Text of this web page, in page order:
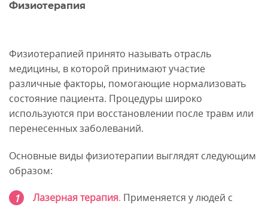
Физиотерапия
Физиотерапией принято называть отрасль
медицины, в которой принимают участие
различные факторы, помогающие нормализовать
состояние пациента. Процедуры широко
используются при восстановлении после травм или
перенесенных заболеваний.
Основные виды физиотерапии выглядят следующим
образом:
Лазерная терапия. Применяется у людей с